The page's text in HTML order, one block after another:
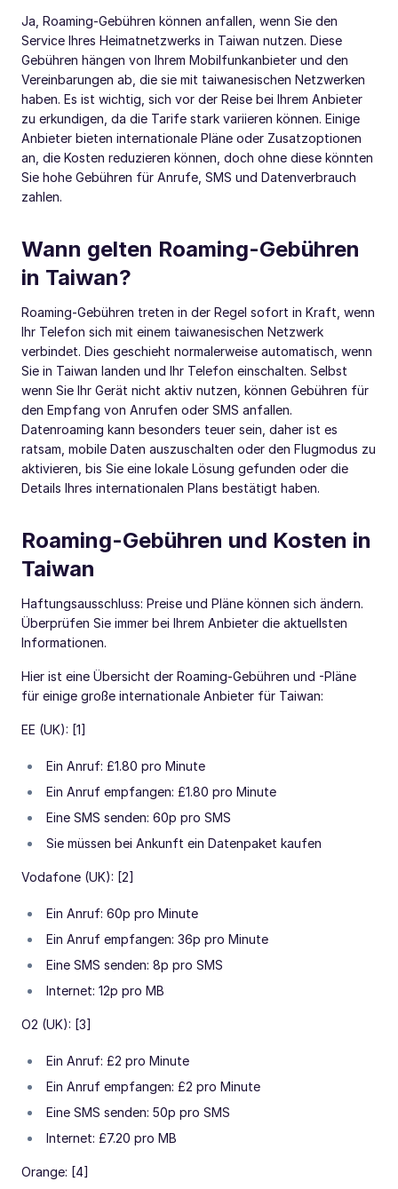
Ja, Roaming-Gebühren können anfallen, wenn Sie den
Service Ihres Heimatnetzwerks in Taiwan nutzen. Diese
Gebühren hängen von Ihrem Mobilfunkanbieter und den
Vereinbarungen ab, die sie mit taiwanesischen Netzwerken
haben. Es ist wichtig, sich vor der Reise bei Ihrem Anbieter
zu erkundigen, da die Tarife stark variieren können. Einige
Anbieter bieten internationale Pläne oder Zusatzoptionen
an, die Kosten reduzieren können, doch ohne diese könnten
Sie hohe Gebühren für Anrufe, SMS und Datenverbrauch
zahlen.
Wann gelten Roaming-Gebühren
in Taiwan?
Roaming-Gebühren treten in der Regel sofort in Kraft, wenn
Ihr Telefon sich mit einem taiwanesischen Netzwerk
verbindet. Dies geschieht normalerweise automatisch, wenn
Sie in Taiwan landen und Ihr Telefon einschalten. Selbst
wenn Sie Ihr Gerät nicht aktiv nutzen, können Gebühren für
den Empfang von Anrufen oder SMS anfallen.
Datenroaming kann besonders teuer sein, daher ist es
ratsam, mobile Daten auszuschalten oder den Flugmodus zu
aktivieren, bis Sie eine lokale Lösung gefunden oder die
Details Ihres internationalen Plans bestätigt haben.
Roaming-Gebühren und Kosten in
Taiwan
Haftungsausschluss: Preise und Pläne können sich ändern.
Überprüfen Sie immer bei Ihrem Anbieter die aktuellsten
Informationen.
Hier ist eine Übersicht der Roaming-Gebühren und -Pläne
für einige große internationale Anbieter für Taiwan:
EE (UK): [1]
Ein Anruf: £1.80 pro Minute
Ein Anruf empfangen: £1.80 pro Minute
Eine SMS senden: 60p pro SMS
Sie müssen bei Ankunft ein Datenpaket kaufen
Vodafone (UK): [2]
Ein Anruf: 60p pro Minute
Ein Anruf empfangen: 36p pro Minute
Eine SMS senden: 8p pro SMS
Internet: 12p pro MB
O2 (UK): [3]
Ein Anruf: £2 pro Minute
Ein Anruf empfangen: £2 pro Minute
Eine SMS senden: 50p pro SMS
Internet: £7.20 pro MB
Orange: [4]